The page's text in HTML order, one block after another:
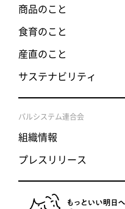
商品のこと
食育のこと
産直のこと
サステナビリティ
パルシステム連合会
組織情報
プレスリリース